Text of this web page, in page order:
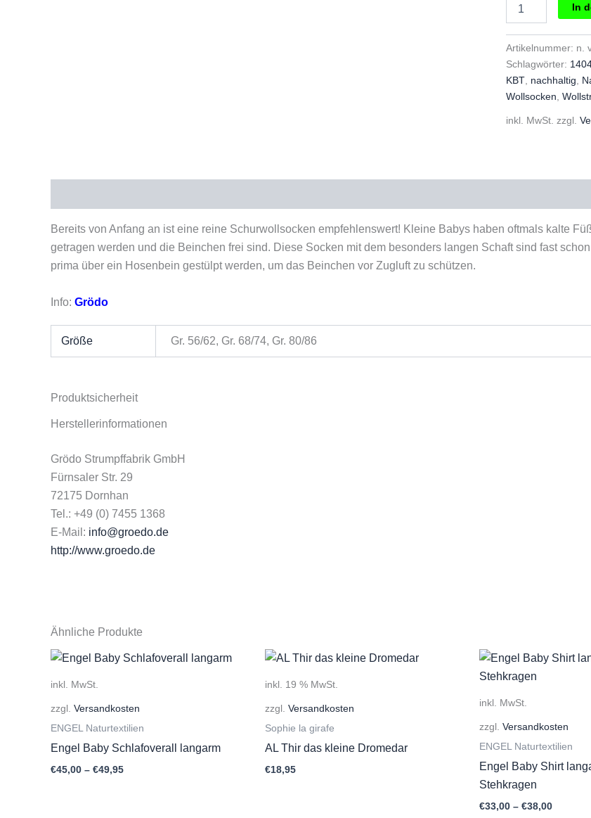
Baby
grau
Menge
In
Artikelnummer: n.
Schlagwörter:
KBT nachhaltig
Wollsocken
inkl. MwSt. zzgl.
Bereits von Anfang an ist eine reine Schurwollsocken empfehlenswert! Kleine Babys haben oftmals kalte
getragen werden und die Beinchen frei sind. Diese Socken mit dem besonders langen Schaft sind fast
prima über ein Hosenbein gestülpt werden, um das Beinchen vor Zugluft zu schützen.
Info: Grödo
Größe Gr. 56/62, Gr. 68/74, Gr. 80/86
Produktsicherheit
Herstellerinformationen
Grödo Strumpffabrik GmbH
Fürnsaler Str. 29
72175 Dornhan
Tel.: +49 (0) 7455 1368
E-Mail: info@groedo.de
http://www.groedo.de
Ähnliche Produkte
inkl. MwSt.
zzgl. Versandkosten
ENGEL Naturtextilien
Engel Baby Schlafoverall langarm
€45,00 – €49,95
inkl. 19 % MwSt.
zzgl. Versandkosten
Sophie la girafe
AL Thir das kleine Dromedar
€18,95
inkl. MwSt.
zzgl. Versandkosten
ENGEL Naturtextilien
Engel Baby Shirt
Stehkragen
€33,00 – €38,00